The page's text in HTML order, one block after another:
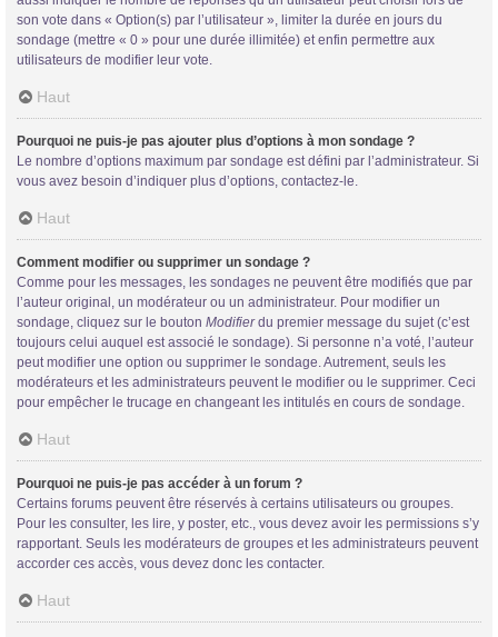
son vote dans « Option(s) par l’utilisateur », limiter la durée en jours du
sondage (mettre « 0 » pour une durée illimitée) et enfin permettre aux
utilisateurs de modifier leur vote.
Haut
Pourquoi ne puis-je pas ajouter plus d’options à mon sondage ?
Le nombre d’options maximum par sondage est défini par l’administrateur. Si
vous avez besoin d’indiquer plus d’options, contactez-le.
Haut
Comment modifier ou supprimer un sondage ?
Comme pour les messages, les sondages ne peuvent être modifiés que par
l’auteur original, un modérateur ou un administrateur. Pour modifier un
sondage, cliquez sur le bouton Modifierdu premier message du sujet (c’est
toujours celui auquel est associé le sondage). Si personne n’a voté, l’auteur
peut modifier une option ou supprimer le sondage. Autrement, seuls les
modérateurs et les administrateurs peuvent le modifier ou le supprimer. Ceci
pour empêcher le trucage en changeant les intitulés en cours de sondage.
Haut
Pourquoi ne puis-je pas accéder à un forum ?
Certains forums peuvent être réservés à certains utilisateurs ou groupes.
Pour les consulter, les lire, y poster, etc., vous devez avoir les permissions s’y
rapportant. Seuls les modérateurs de groupes et les administrateurs peuvent
accorder ces accès, vous devez donc les contacter.
Haut